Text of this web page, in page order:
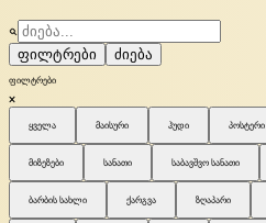
ფილტრები ძიება
ფილტრები
ყველა მაისური ჰუდი პოსტერი
მიზეზები სანათი საბავშვო სანათი
ბარბის სახლი ქარგვა ზღაპარი